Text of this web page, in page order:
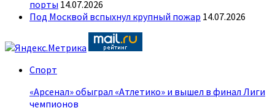
порты 14.07.2026
Под Москвой вспыхнул крупный пожар 14.07.2026
Спорт
«Арсенал» обыграл «Атлетико» и вышел в финал Лиги
чемпионов